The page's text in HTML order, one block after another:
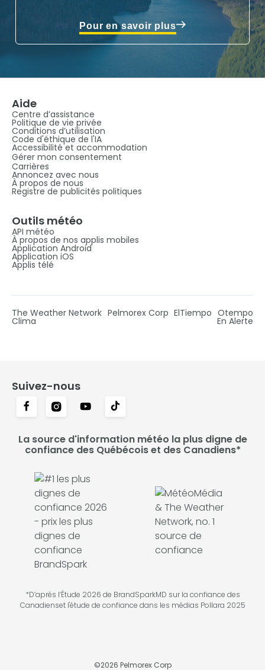
Pour en savoir plus
Aide
Centre d’assistance
Politique de vie privée
Conditions d’utilisation
Code d'éthique de l'IA
Accessibilité et accommodation
Gérer mon consentement
Carrières
Annoncez avec nous
À propos de nous
Registre de publicités politiques
Outils météo
API météo
À propos de nos applis mobiles
Application Android
Application iOS
Applis télé
The Weather Network Pelmorex Corp ElTiempo Otempo
Clima En Alerte
Suivez-nous
La source d'information météo la plus digne de
confiance des Québécois et des Canadiens*
*D’après l’Étude 2026 de BrandSparkMD sur la confiance des
Canadienset l'étude de confiance dans les médias Pollara 2025
©2026 Pelmorex Corp